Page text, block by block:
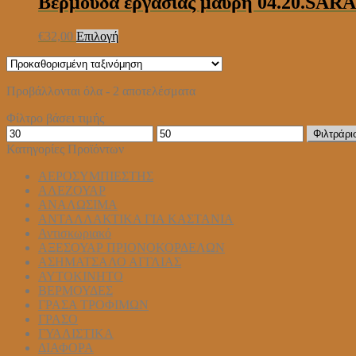
€32,00 ΕπιλογήΑυτό
προϊόν
πολλαπλές
επιλογές
μπορούν
επιλεγούν
του
Προβάλλονται όλα - 2 αποτελέσματα
Φίλτρο βάσει τιμής
Ελάχιστη
τιμή
Μέγιστη
τιμή
Κατηγορίες Προϊόντων
ΑΕΡΟΣΥΜΠΙΕΣΤΗΣ
ΑΛΕΖΟΥΑΡ
ΑΝΑΛΩΣΙΜΑ
ΑΝΤΑΛΛΑΚΤΙΚΑ ΓΙΑ ΚΑΣΤΑΝΙΑ
Αντισκωριακό
ΑΞΕΣΟΥΑΡ ΠΡΙΟΝΟΚΟΡΔΕΛΩΝ
ΑΣΗΜΑΤΣΑΛΟ ΑΓΓΛΙΑΣ
ΑΥΤΟΚΙΝΗΤΟ
ΒΕΡΜΟΥΔΕΣ
ΓΡΑΣΑ ΤΡΟΦΙΜΩΝ
ΓΡΑΣΟ
ΓΥΑΛΙΣΤΙΚΑ
ΔΙΑΦΟΡΑ